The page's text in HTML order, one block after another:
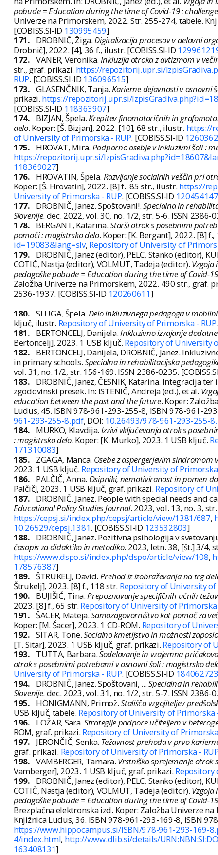
pobude = Education during the time of Covid-19 :
Univerze na Primorskem, 2022. Str. 255-274, tabele.
[COBISS.SI-ID 130995459]
171.
DROBNIČ, Žiga.Digitalizacija procesov v delovni
Drobnič], 2022. [4], 36 f., ilustr. [COBISS.SI-ID
172. VANER, Veronika. Inkluzija otroka z avtizmom v
str., graf. prikazi. https://repozitorij.upr.si/
RUP. [COBISS.SI-ID 136096515]
173. GLASENČNIK, Tanja.Karierne dejavnosti v osnovni
prikazi. https://repozitorij.upr.si/
[COBISS.SI-ID 118363907]
174.
BIZJAN, Špela.Krepitev finomotoričnih in
delo. Koper: [Š. Bizjan], 2022. [10], 68 str., ilustr. https://
of University of Primorska - RUP. [COBISS.SI-ID
175.
HROVAT, Mira. Podporno osebje v inkluzivni šoli :
https://repozitorij.upr.si/
118369027]
176.
HROVATIN, Špela. Razvijanje socialnih veščin pri
Koper: [Š. Hrovatin], 2022. [8] f., 85 str., ilustr. https://
University of Primorska - RUP. [COBISS.SI-ID 120454147
177.
DROBNIČ, Janez. Spoštovani!.Specialna in
Slovenije. dec. 2022, vol. 30, no. 1/2, str. 5-6. ISSN 2386-
178.
BERGANT, Katarina.Starši otrok s posebnimi
pomoči : magistrsko delo. Koper: [K. Bergant], 2022. [8]
id=19083&lang=slv, Repository of University of
179.
DROBNIČ, Janez (editor), PELC, Stanko (editor),
COTIČ, Nastja (editor), VOLMUT, Tadeja (editor). Vzgoja
pedagoške pobude = Education during the time of Covid-
Založba Univerze na Primorskem, 2022. 490 str., graf.
2536-1937. [COBISS.SI-ID 120260611]
180. SLUGA, Špela. Delo inkluzivnega pedagoga v
ključ, ilustr. Repository of University of Primorska - RUP
181.
BERTONCELJ, Danijela.Inkluzivno izvajanje
Bertoncelj], 2023. 1 USB ključ. Repository of University
182.
BERTONCELJ, Danijela, DROBNIČ, Janez.
in primary schools.Specialna in rehabilitacijska
vol. 31, no. 1/2, str. 156-169. ISSN 2386-0235.
183.
DROBNIČ, Janez, ČESNIK, Katarina. Integracija
zgodovinski presek. In: ISTENIČ, Andreja (ed.), et al.
education between the past and the future. Koper:
Ludus, 45. ISBN 978-961-293-255-8, ISBN 978-961-
961-293-255-8.pdf, DOI: 10.26493/978-961-293-255-
184.
MURKO, Klavdija. Izzivi vključevanja otrok s
: magistrsko delo. Koper: [K. Murko], 2023. 1 USB ključ.
171310083]
185.
ZGAGA, Manca. Osebe z aspergerjevim sindromom
2023. 1 USB ključ. Repository of University of Primorska
186.
PALČIČ, Anna. Osipniki, nemotiviranost in pomen
Palčič], 2023. 1 USB ključ, graf. prikazi. Repository of
187.
DROBNIČ, Janez. People with special needs and
Educational Policy Studies Journal. 2023, vol. 13, no. 3,
https://cepsj.si/index.php/cepsj/article/view/1381/687,
10.26529/cepsj.1381. [COBISS.SI-ID 123532803]
188.
DROBNIČ, Janez. Pozitivna psihologija v
časopis za didaktiko in metodiko. 2023, letn. 38, [št.] 3/4,
https://www.dspo.si/index.php/dspo/article/view/108,
178576387]
189. ŠTRUKELJ, David. Prehod iz izobraževanja na trg
Štrukelj], 2023. [8] f., 118 str. Repository of University
190.
BUJIŠIĆ, Tina.Prepoznavanje specifičnih učnih
2023. [8] f., 65 str. Repository of University of Primorska
191. ŠACER, Mateja.Samozagovorništvo kot pomoč za
Koper: [M. Šacer], 2023. 1 CD-ROM. Repository of
192. SITAR, Tone.Socialno kmetijstvo in možnosti
[T. Sitar], 2023. 1 USB ključ, graf. prikazi. Repository of
193.
TUTTA, Barbara.Sodelovanje in vzajemna
otrok s posebnimi potrebami v osnovni šoli : magistrsko
University of Primorska - RUP. [COBISS.SI-ID 184062723
194.
DROBNIČ, Janez. Spoštovani, ...Specialna in
Slovenije. dec. 2023, vol. 31, no. 1/2, str. 5-7. ISSN 2386-
195.
HÖNIGMANN, Primož.Stališča vzgojiteljev
USB ključ, tabele. Repository of University of Primorska
196.
LOŽAR, Sara.Strategije podpore učiteljem v
ROM, graf. prikazi. Repository of University of
197.
JERONČIČ, Senka. Težavnost prehoda v prvo
graf. prikazi. Repository of University of Primorska -
198. VAMBERGER, Tamara. Vrstniško sprejemanje otrok
Vamberger], 2023. 1 USB ključ, graf. prikazi. Repository
199.
DROBNIČ, Janez (editor), PELC, Stanko (editor),
COTIČ, Nastja (editor), VOLMUT, Tadeja (editor). Vzgoja
pedagoške pobude = Education during the time of Covid-
Brezplačna elektronska izd. Koper: Založba Univerze
Knjižnica Ludus, 36. ISBN 978-961-293-169-8, ISBN
https://www.hippocampus.si/ISBN/978-961-293-169-
4/index.html, http://www.dlib.si/details/
163408131]